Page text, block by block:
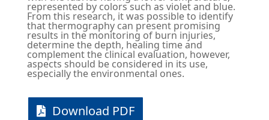
represented by colors such as violet and blue.
From this research, it was possible to identify
that thermography can present promising
results in the monitoring of burn injuries,
determine the depth, healing time and
complement the clinical evaluation, however,
aspects should be considered in its use,
especially the environmental ones.
Download PDF